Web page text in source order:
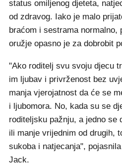
status omiljenog djeteta,
od zdravog. Iako je malo
braćom i sestrama normalno,
oružje opasno je za dobrobit
"Ako roditelj svu svoju djecu
im ljubav i privrženost bez
manja vjerojatnost da će se
i ljubomora. No, kada su se
roditeljsku pažnju, a jedno se
ili manje vrijednim od drugih,
sukoba i natjecanja",
Jack.